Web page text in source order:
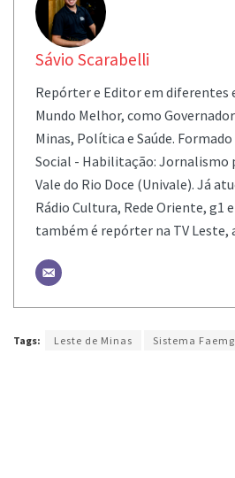
Sávio Scarabelli
Repórter e Editor em diferentes
Mundo Melhor, como
Minas, Política e Saúde.
Social - Habilitação: Jornalismo
Vale do Rio Doce (Univale). Já
Rádio Cultura, Rede Oriente, g1
também é repórter na TV Leste,
Tags: Leste de Minas Sistema